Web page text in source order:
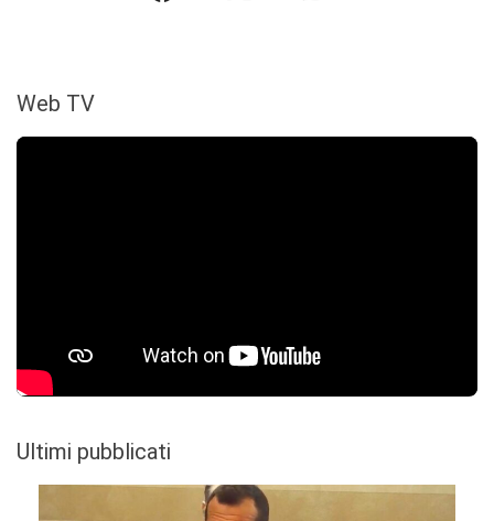
Web TV
Ultimi pubblicati